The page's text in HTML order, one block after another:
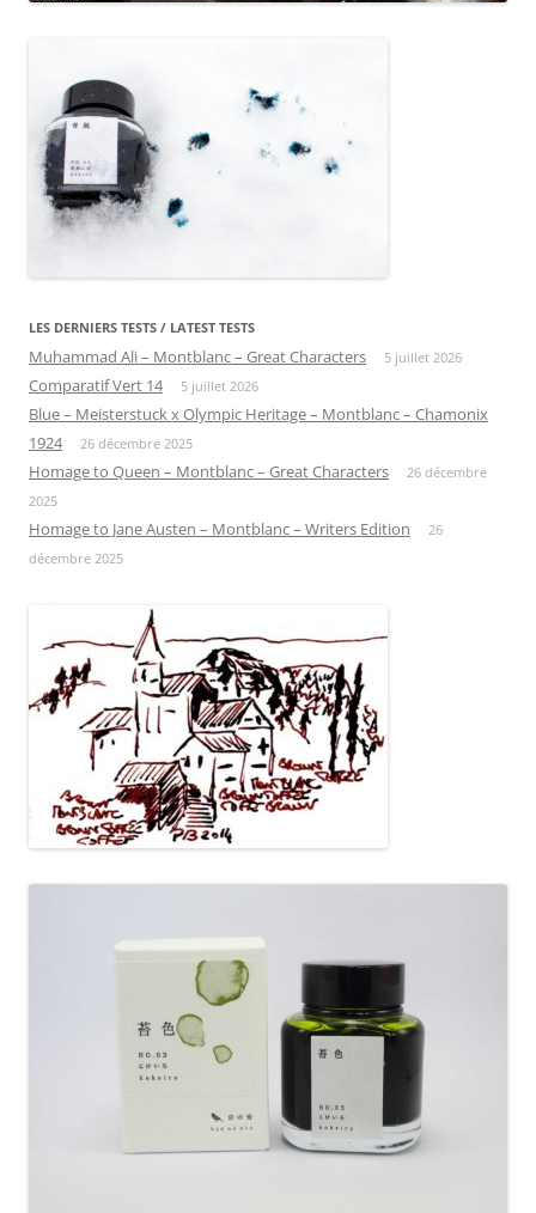
LES DERNIERS TESTS / LATEST TESTS
Muhammad Ali – Montblanc – Great Characters 5 juillet 2026
Comparatif Vert 14 5 juillet 2026
Blue – Meisterstuck x Olympic Heritage – Montblanc – Chamonix
1924
26 décembre 2025
Homage to Queen – Montblanc – Great Characters
26 décembre
2025
Homage to Jane Austen – Montblanc – Writers Edition
26
décembre 2025